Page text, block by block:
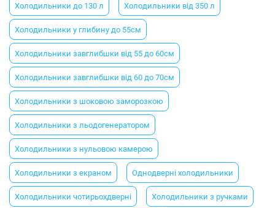
Холодильники до 130 л Холодильники від 350 л
Холодильники у глибину до 55см
Холодильники завглибшки від 55 до 60см
Холодильники завглибшки від 60 до 70см
Холодильники з шоковою заморозкою
Холодильники з льодогенератором
Холодильники з нульовою камерою
Холодильники з екраном Однодверні холодильники
Холодильники чотирьохдверні Холодильники з ручками